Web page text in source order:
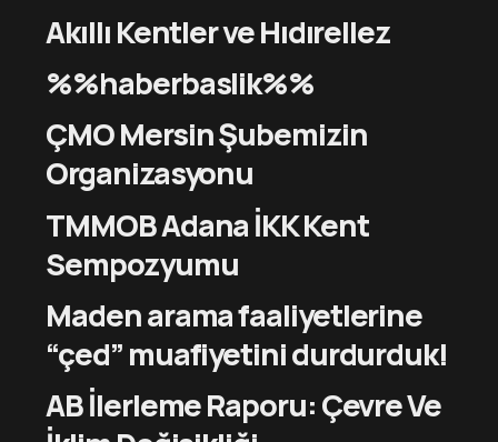
Akıllı Kentler ve Hıdırellez
%%haberbaslik%%
ÇMO Mersin Şubemizin
Organizasyonu
TMMOB Adana İKK Kent
Sempozyumu
Maden arama faaliyetlerine
“çed” muafiyetini durdurduk!
AB İlerleme Raporu: Çevre Ve